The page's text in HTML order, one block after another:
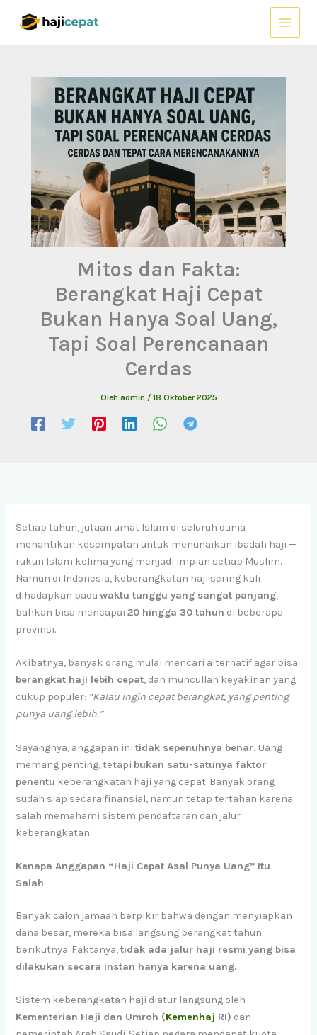
Mitos dan Fakta:
Berangkat Haji Cepat
Bukan Hanya Soal Uang,
Tapi Soal Perencanaan
Cerdas
Oleh admin / 18 Oktober 2025
Setiap tahun, jutaan umat Islam di seluruh dunia
menantikan kesempatan untuk menunaikan ibadah haji —
rukun Islam kelima yang menjadi impian setiap Muslim.
Namun di Indonesia, keberangkatan haji sering kali
dihadapkan padawaktu tunggu yang sangat panjang,
bahkan bisa mencapai20 hingga 30 tahun di beberapa
provinsi.
Akibatnya, banyak orang mulai mencari alternatif agar bisa
berangkat haji lebih cepat, dan muncullah keyakinan yang
cukup populer: “Kalau ingin cepat berangkat, yang penting
punya uang lebih.”
Sayangnya, anggapan initidak sepenuhnya benar. Uang
memang penting, tetapi bukan satu-satunya faktor
penentu keberangkatan haji yang cepat. Banyak orang
sudah siap secara finansial, namun tetap tertahan karena
salah memahami sistem pendaftaran dan jalur
keberangkatan.
Kenapa Anggapan “Haji Cepat Asal Punya Uang” Itu
Salah
Banyak calon jamaah berpikir bahwa dengan menyiapkan
dana besar, mereka bisa langsung berangkat tahun
berikutnya. Faktanya,tidak ada jalur haji resmi yang bisa
dilakukan secara instan hanya karena uang.
Sistem keberangkatan haji diatur langsung oleh
Kementerian Haji dan Umroh (Kemenhaj RI) dan